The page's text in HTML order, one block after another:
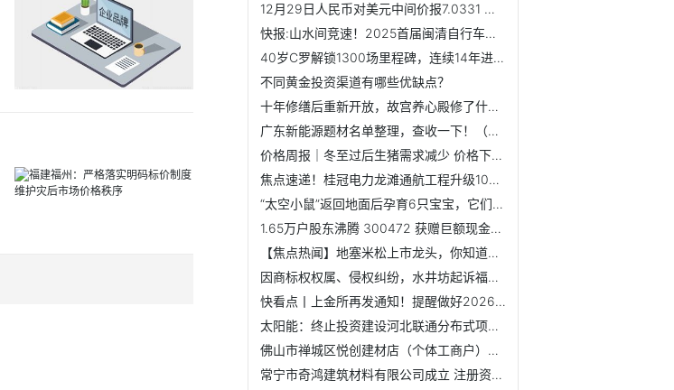
12月29日人民币对美元中间价报7.0331 上调27个基点
快报:山水间竞速！2025首届闽清自行车爬坡赛火热开赛
40岁C罗解锁1300场里程碑，连续14年进球40+，剑指千球大关-视讯
不同黄金投资渠道有哪些优缺点？
十年修缮后重新开放，故宫养心殿修了什么？_今日热搜
广东新能源题材名单整理，查收一下！（2025/12/26）
价格周报｜冬至过后生猪需求减少 价格下滑_焦点短讯
焦点速递！桂冠电力龙滩通航工程升级1000吨级项目启航 赋能...
“太空小鼠”返回地面后孕育6只宝宝，它们有着更强保护欲
1.65万户股东沸腾 300472 获赠巨额现金！下周存储龙头解禁...
【焦点热闻】地塞米松上市龙头，你知道多少？（2025/12/26）
因商标权权属、侵权纠纷，水井坊起诉福州台江区锦昇食品商行-...
快看点丨上金所再发通知！提醒做好2026年元旦期间市场风险控制
太阳能：终止投资建设河北联通分布式项目 快资讯
佛山市禅城区悦创建材店（个体工商户）成立 注册资本1万人民...
常宁市奇鸿建筑材料有限公司成立 注册资本50万人民币|焦点